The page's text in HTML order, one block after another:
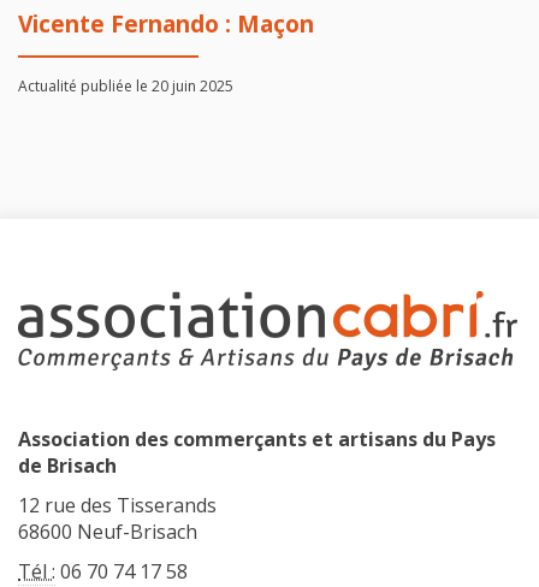
Vicente Fernando : Maçon
Actualité publiée le 20 juin 2025
Association des commerçants et artisans du Pays
de Brisach
12 rue des Tisserands
68600 Neuf-Brisach
Tél : 06 70 74 17 58